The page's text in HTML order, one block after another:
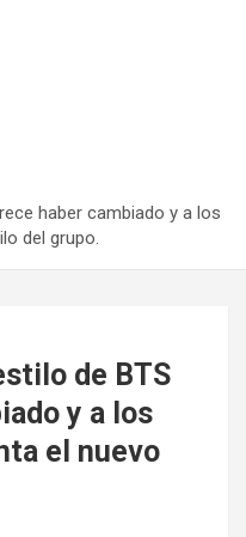
haber cambiado y a los
del grupo.
de BTS
y a los
el nuevo